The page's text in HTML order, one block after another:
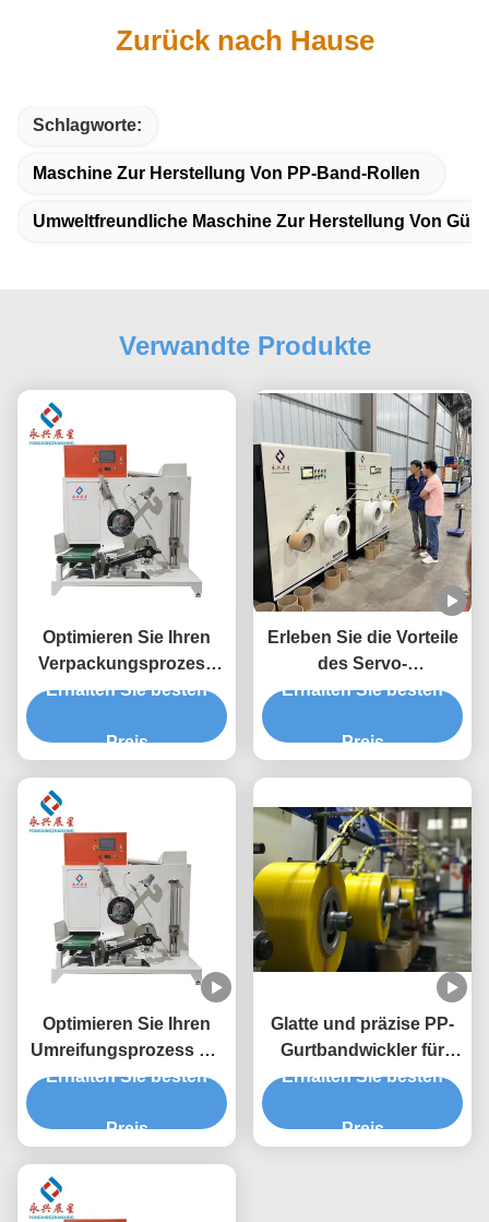
Zurück nach Hause
Schlagworte:
Maschine Zur Herstellung Von PP-Band-Rollen
Umweltfreundliche Maschine Zur Herstellung Von
Verwandte Produkte
Optimieren Sie Ihren
Verpackungsprozess
mit dem PP-
einstellbarer
Erhalten Sie besten
Preis
Erleben Sie die Vorteile
des Servo-
Halbautomaten in Ihrer
Erhalten Sie besten
Preis
Optimieren Sie Ihren
Umreifungsprozess mit
leichtem PP-
150-190 mm
Erhalten Sie besten
Preis
Glatte und präzise PP-
Gurtbandwickler für
leichte
Erhalten Sie besten
Preis